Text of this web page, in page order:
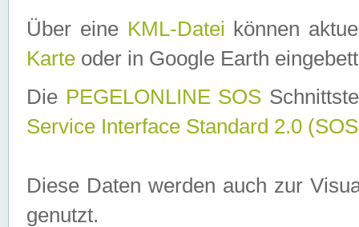
Über eine KML-Datei können
Karte oder in Google Earth
Die PEGELONLINE SOS
Service Interface Standard 2.0
Diese Daten werden auch zur
genutzt.